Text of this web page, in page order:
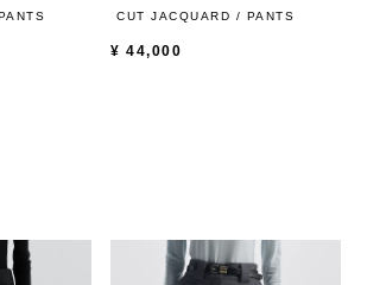
CUT JACQUARD / PANTS
¥ 44,000